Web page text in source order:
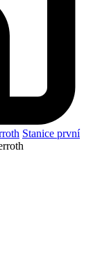
Stanice první